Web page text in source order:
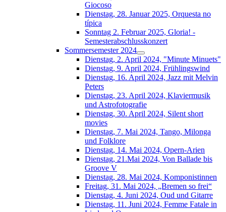
Giocoso
Dienstag, 28. Januar 2025, Orquesta no
típica
Sonntag 2. Februar 2025, Gloria! -
Semesterabschlusskonzert
Sommersemester 2024
Dienstag, 2. April 2024, "Minute Minuets"
Dienstag, 9. April 2024, Frühlingswind
Dienstag, 16. April 2024, Jazz mit Melvin
Peters
Dienstag, 23. April 2024, Klaviermusik
und Astrofotografie
Dienstag, 30. April 2024, Silent short
movies
Dienstag, 7. Mai 2024, Tango, Milonga
und Folklore
Dienstag, 14. Mai 2024, Opern-Arien
Dienstag, 21.Mai 2024, Von Ballade bis
Groove V
Dienstag, 28. Mai 2024, Komponistinnen
Freitag, 31. Mai 2024, „Bremen so frei“
Dienstag, 4. Juni 2024, Oud und Gitarre
Dienstag, 11. Juni 2024, Femme Fatale in